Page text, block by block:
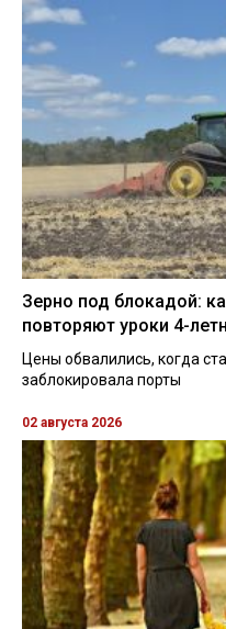
Зерно под блокадой:
повторяют уроки 4-
Цены обвалились, когда
заблокировала порты
02 августа 2026